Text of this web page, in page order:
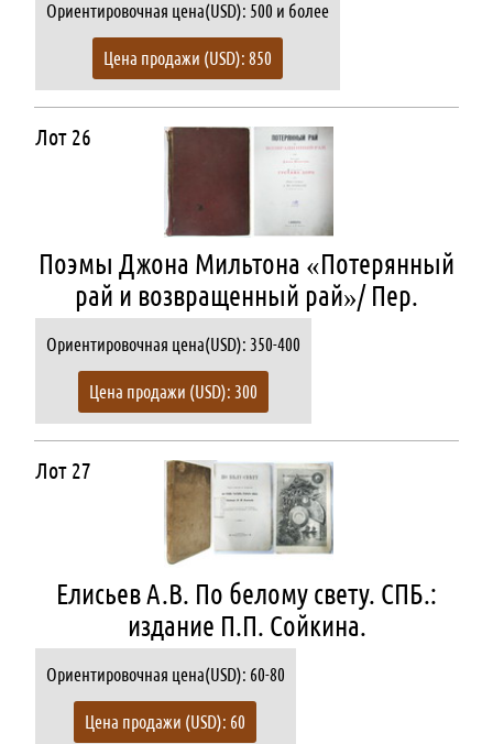
Ориентировочная цена(USD): 500 и более
Цена продажи (USD): 850
Лот 26
Поэмы Джона Мильтона «Потерянный
рай и возвращенный рай»/ Пер.
Ориентировочная цена(USD): 350-400
Цена продажи (USD): 300
Лот 27
Елисьев А.В. По белому свету. СПБ.:
издание П.П. Сойкина.
Ориентировочная цена(USD): 60-80
Цена продажи (USD): 60